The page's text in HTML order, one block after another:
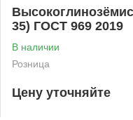
35) ГОСТ 969 2019
В наличии
Розница
Цену уточняйте